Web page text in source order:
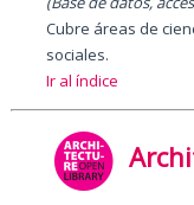
Cubre áreas de
sociales.
Ir al índice